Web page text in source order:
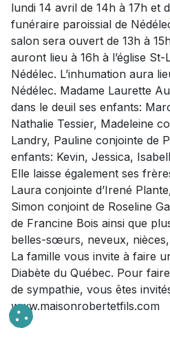
lundi 14 avril de 14h à 17h et
funéraire paroissial de
salon sera ouvert de 13h à
auront lieu à 16h à l’église
Nédélec. L’inhumation aura
Nédélec. Madame Laurette
dans le deuil ses enfants:
Nathalie Tessier, Madeleine
Landry, Pauline conjointe de
enfants: Kevin, Jessica,
Elle laisse également ses
Laura conjointe d’Irené
Simon conjoint de Roseline
de Francine Bois ainsi que
belles-sœurs, neveux,
La famille vous invite à faire
Diabète du Québec. Pour
de sympathie, vous êtes
www.maisonrobertetfils.com